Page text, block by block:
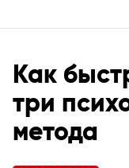
Как
три
метода